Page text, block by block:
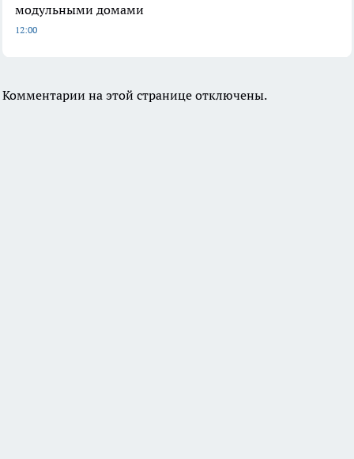
модульными домами
12:00
Комментарии на этой странице отключены.